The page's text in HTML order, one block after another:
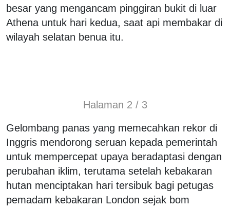
besar yang mengancam pinggiran bukit di luar
Athena untuk hari kedua, saat api membakar di
wilayah selatan benua itu.
Halaman 2 / 3
Gelombang panas yang memecahkan rekor di
Inggris mendorong seruan kepada pemerintah
untuk mempercepat upaya beradaptasi dengan
perubahan iklim, terutama setelah kebakaran
hutan menciptakan hari tersibuk bagi petugas
pemadam kebakaran London sejak bom